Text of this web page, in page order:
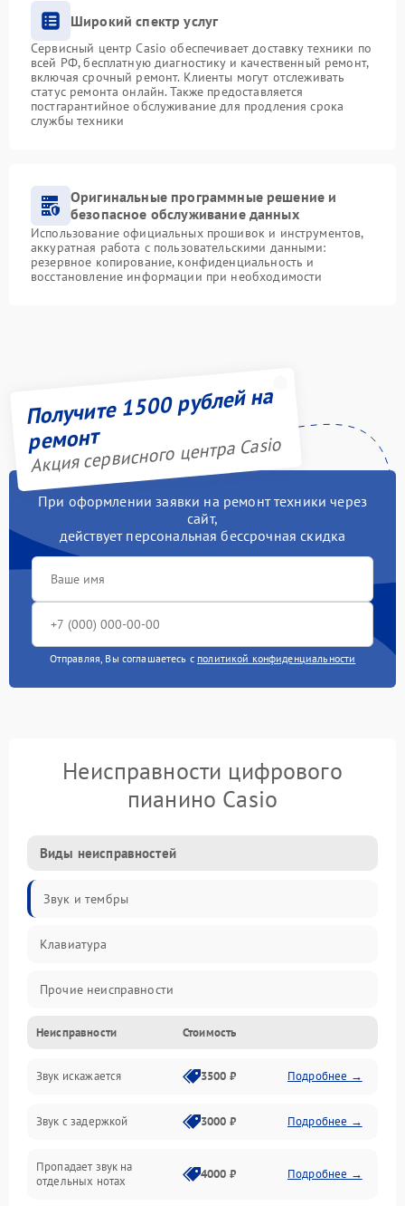
Широкий спектр услуг
Сервисный центр Casio обеспечивает доставку техники по
всей РФ, бесплатную диагностику и качественный ремонт,
включая срочный ремонт. Клиенты могут отслеживать
статус ремонта онлайн. Также предоставляется
постгарантийное обслуживание для продления срока
службы техники
Оригинальные программные решение и
безопасное обслуживание данных
Использование официальных прошивок и инструментов,
аккуратная работа с пользовательскими данными:
резервное копирование, конфиденциальность и
восстановление информации при необходимости
Получите 1500 рублей на
ремонт
Акция сервисного центра Casio
При оформлении заявки на ремонт техники через
сайт,
действует персональная бессрочная скидка
Отправляя, Вы соглашаетесь с политикой конфиденциальности
Неисправности цифрового
пианино Casio
Виды неисправностей
Звук и тембры
Клавиатура
Прочие неисправности
Включение и работа
Управление и электроника
Подключения и интерфейсы
Педали и стойка
Неисправности Стоимость
Звук искажается 3500 ₽ Подробнее →
Звук с задержкой 3000 ₽ Подробнее →
Пропадает звук на
отдельных нотах
4000 ₽ Подробнее →